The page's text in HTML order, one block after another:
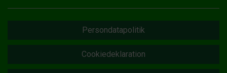
Persondatapolitik
Cookiedeklaration